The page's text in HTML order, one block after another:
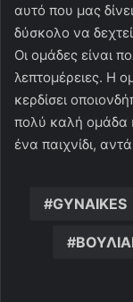
αυτό που μας
δύσκολο να
Οι ομάδες είναι
λεπτομέρειες. Η
κερδίσει
πολύ καλή ομάδα
ένα παιχνίδι,
GYNAIKES